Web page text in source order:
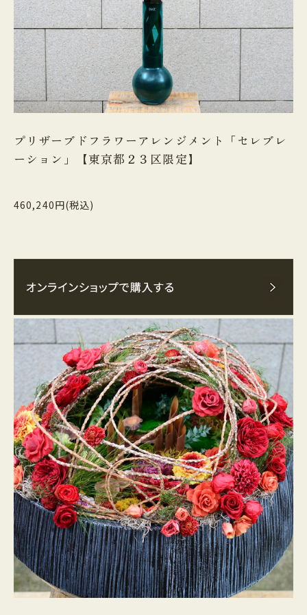
プリザーブドフラワーアレンジメント「セレブレ
ーション」【東京都２３区限定】
460,240円(税込)